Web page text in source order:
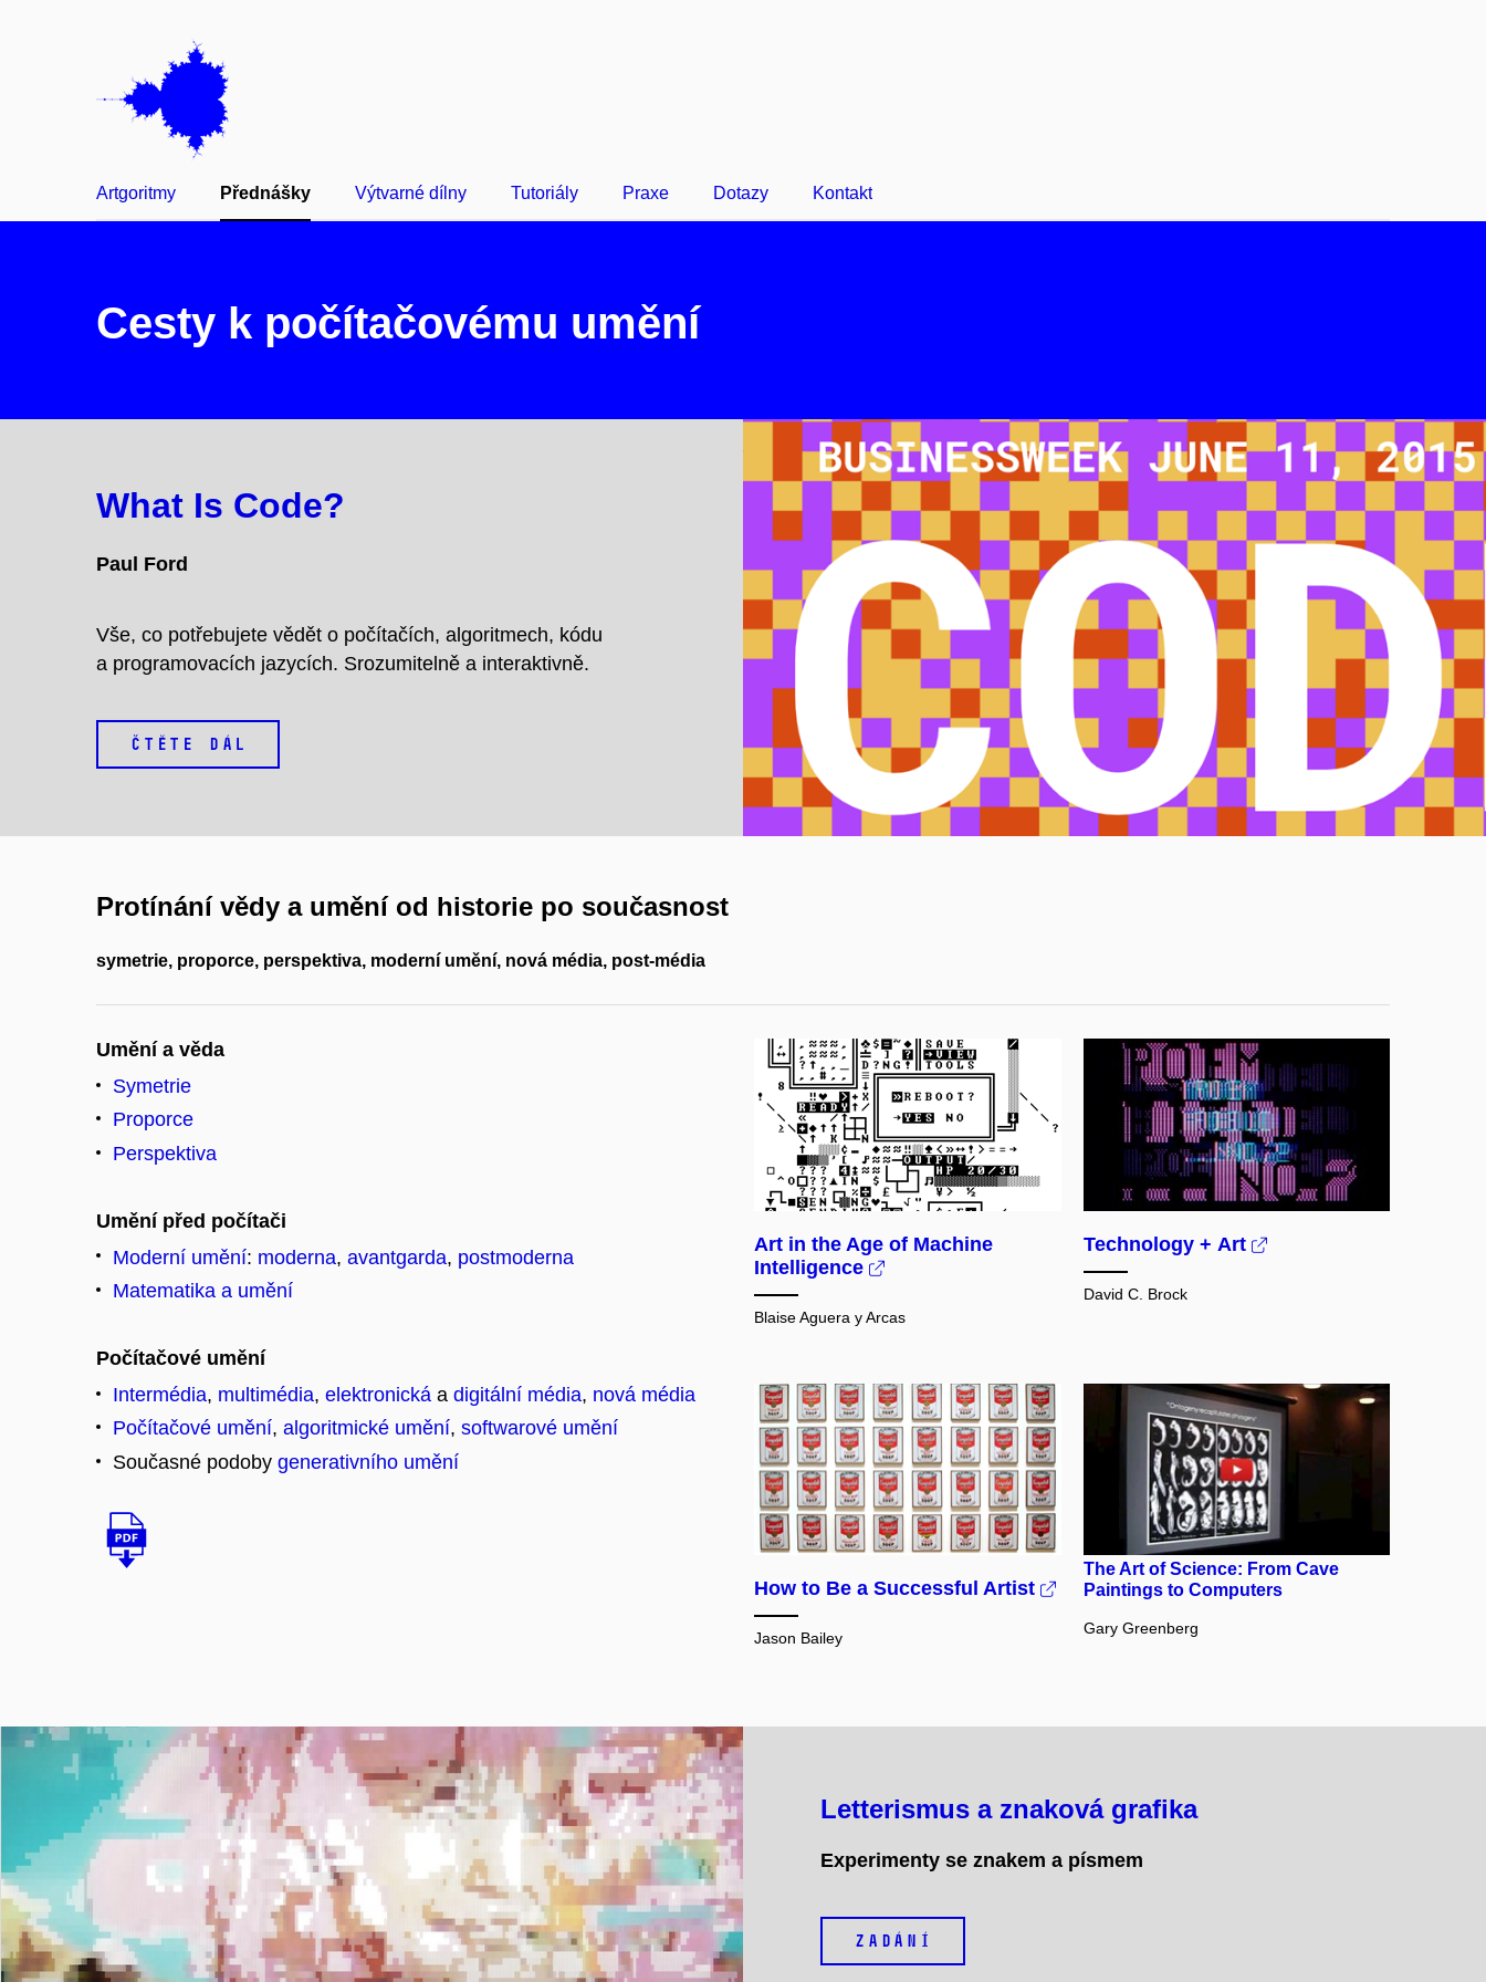
Artgoritmy Přednášky Výtvarné dílny Tutoriály Praxe Dotazy Kontakt
Cesty k počítačovému umění
What Is Code?
Paul Ford
Vše, co potřebujete vědět o počítačích, algoritmech, kódu
a programovacích jazycích. Srozumitelně a interaktivně.
ČTĚTE DÁL
Protínání vědy a umění od historie po současnost
symetrie, proporce, perspektiva, moderní umění, nová média, post‑média
Umění a věda
Symetrie
Proporce
Perspektiva
Umění před počítači
Moderní umění: moderna, avantgarda, postmoderna
Matematika a umění
Počítačové umění
Intermédia, multimédia, elektronická a digitální média, nová média
Počítačové umění, algoritmické umění, softwarové umění
Současné podoby generativního umění
Art in the Age of Machine
Intelligence
Blaise Aguera y Arcas
Technology + Art
David C. Brock
How to Be a Successful Artist
Jason Bailey
Povolit cookies a přehrát
Otevřít na youtube.com
The Art of Science: From Cave
Paintings to Computers
Gary Greenberg
Letterismus a znaková grafika
Experimenty se znakem a písmem
ZADÁNÍ